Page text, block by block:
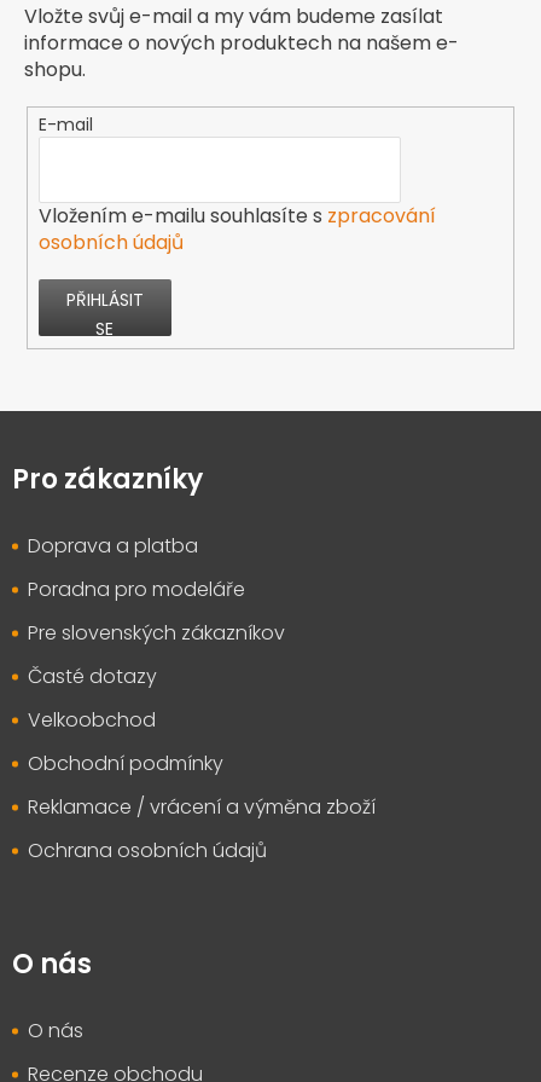
Vložte svůj e-mail a my vám budeme zasílat
informace o nových produktech na našem e-
shopu.
E-mail
Vložením e-mailu souhlasíte s zpracování
osobních údajů
PŘIHLÁSIT
SE
pPro zákazníky
Doprava a platba
Poradna pro modeláře
Pre slovenských zákazníkov
Časté dotazy
Velkoobchod
Obchodní podmínky
Reklamace / vrácení a výměna zboží
Ochrana osobních údajů
O nás
O nás
Recenze obchodu